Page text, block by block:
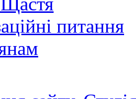
питання